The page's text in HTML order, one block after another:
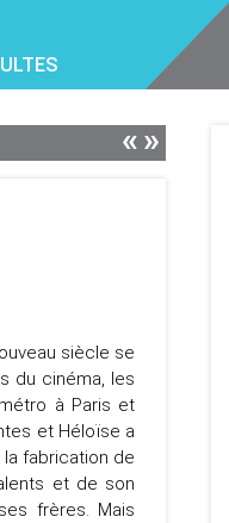
«»
siècle se
du cinéma, les
à Paris et
et Héloïse a
la fabrication de
et de son
frères. Mais